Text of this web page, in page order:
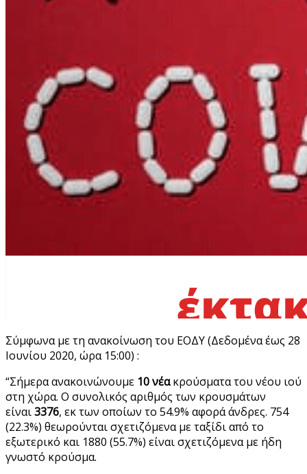
Σύμφωνα με τη ανακοίνωση του ΕΟΔΥ (Δεδομένα έως 28
Ιουνίου 2020, ώρα 15:00) :
“Σήμερα ανακοινώνουμε 10 νέακρούσματα του νέου ιού
στη χώρα. Ο συνολικός αριθμός των κρουσμάτων
είναι3376, εκ των οποίων το 54.9% αφορά άνδρες. 754
(22.3%) θεωρούνται σχετιζόμενα με ταξίδι από το
εξωτερικό και 1880 (55.7%) είναι σχετιζόμενα με ήδη
γνωστό κρούσμα.